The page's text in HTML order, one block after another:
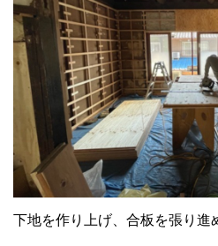
下地を作り上げ、合板を張り進